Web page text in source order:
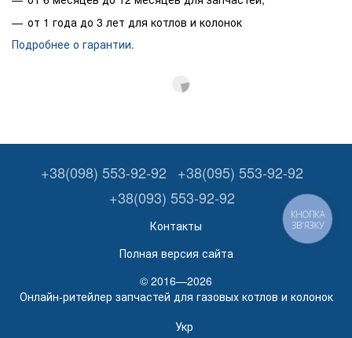
от 1 года до 3 лет для котлов и колонок
Подробнее о гарантии.
+38(098) 553-92-92
+38(095) 553-92-92
+38(093) 553-92-92
Контакты
Полная версия сайта
© 2016—2026
Онлайн-ритейлер запчастей для газовых котлов и колонок
Укр
КНОПКА
ЗВ'ЯЗКУ